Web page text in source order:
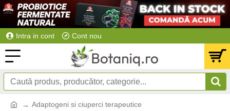
Intra in cont Cont nou
Adaptogeni si ciuperci terapeutice